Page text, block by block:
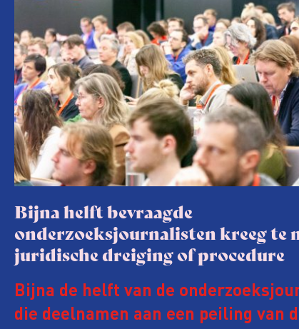
Bijna helft bevraagde
onderzoeksjournalisten kreeg te
juridische dreiging of procedure
Bijna de helft van de
die deelnamen aan een peiling van